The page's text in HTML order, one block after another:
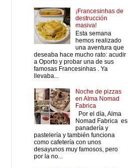
¡Francesinhas de
destrucción
masiva!
Esta semana
hemos realizado
una aventura que
deseaba hace mucho rato: acudir
a Oporto y probar una de sus
famosas Francesinhas . Ya
llevaba...
Noche de pizzas
en Alma Nomad
Fabrica
Por el día, Alma
Nomad Fabrica es
panadería y
pastelería y también funciona
como cafetería con unos
desayunos muy famosos, pero
por la no...